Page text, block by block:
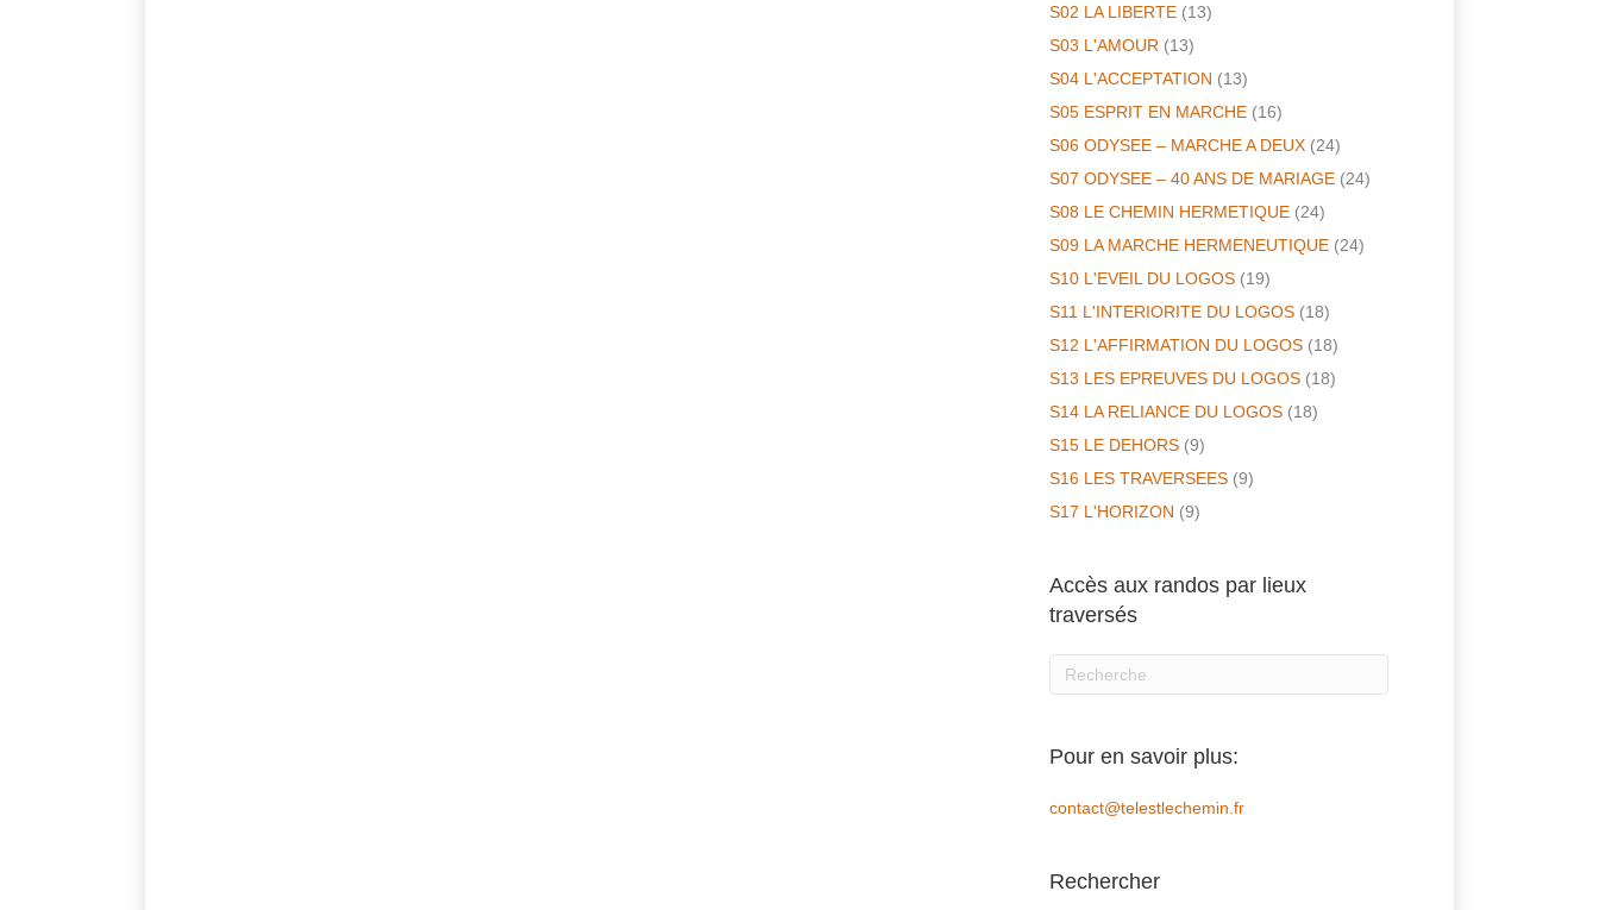
S02 LA LIBERTE (13)
S03 L'AMOUR (13)
S04 L'ACCEPTATION (13)
S05 ESPRIT EN MARCHE (16)
S06 ODYSEE – MARCHE A DEUX (24)
S07 ODYSEE – 40 ANS DE MARIAGE (24)
S08 LE CHEMIN HERMETIQUE (24)
S09 LA MARCHE HERMENEUTIQUE (24)
S10 L'EVEIL DU LOGOS (19)
S11 L'INTERIORITE DU LOGOS (18)
S12 L'AFFIRMATION DU LOGOS (18)
S13 LES EPREUVES DU LOGOS (18)
S14 LA RELIANCE DU LOGOS (18)
S15 LE DEHORS (9)
S16 LES TRAVERSEES (9)
S17 L'HORIZON (9)
Accès aux randos par lieux
traversés
Pour en savoir plus:
contact@telestlechemin.fr
Rechercher